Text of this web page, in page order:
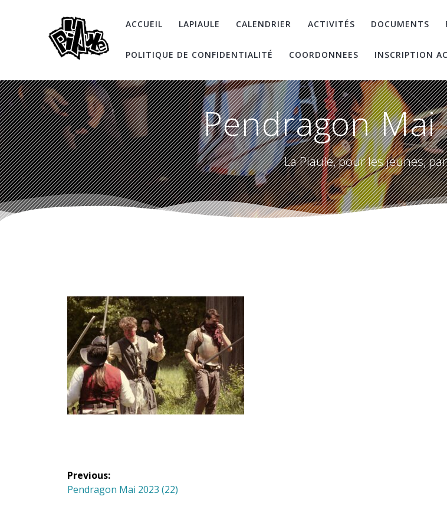
ACCUEIL LAPIAULE CALENDRIER ACTIVITÉS DOCUMENTS
POLITIQUE DE CONFIDENTIALITÉ COORDONNEES INSCRIPTION
Pendragon Mai
La Piaule, pour les jeunes,
Navigation
de
Previous:
Previous
Pendragon Mai 2023 (22)